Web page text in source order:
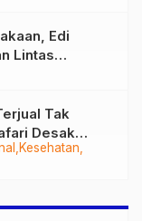
Edi
Lintas
Kesehatan
Tak
Desak